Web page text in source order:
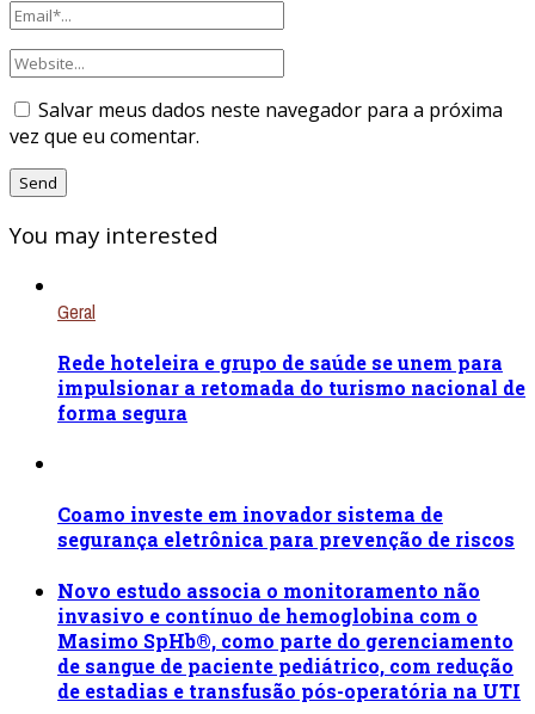
Salvar meus dados neste navegador para a próxima
vez que eu comentar.
You may interested
Geral
Rede hoteleira e grupo de saúde se unem para
impulsionar a retomada do turismo nacional de
forma segura
Coamo investe em inovador sistema de
segurança eletrônica para prevenção de riscos
Novo estudo associa o monitoramento não
invasivo e contínuo de hemoglobina com o
Masimo SpHb®, como parte do gerenciamento
de sangue de paciente pediátrico, com redução
de estadias e transfusão pós-operatória na UTI